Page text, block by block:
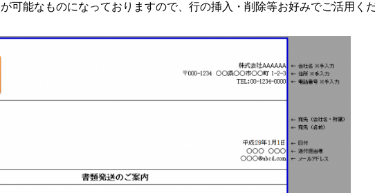
可能なものになっておりますので、行の挿入・削除等お好みでご活用く